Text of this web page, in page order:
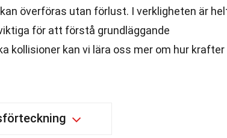
överföras utan förlust. I verkligheten är
för att förstå grundläggande
kollisioner kan vi lära oss mer om hur krafter